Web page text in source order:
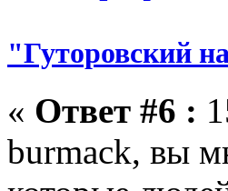
"Гуторовский
« Ответ #6 :
burmack, вы